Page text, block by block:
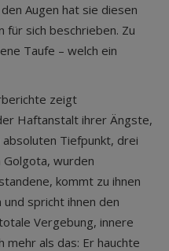
Augen hat sie diesen
für sich beschrieben. Zu
Taufe – welch ein
zeigt
Haftanstalt ihrer Ängste,
Tiefpunkt, drei
wurden
kommt zu ihnen
spricht ihnen den
Vergebung, innere
mehr als das: Er hauchte